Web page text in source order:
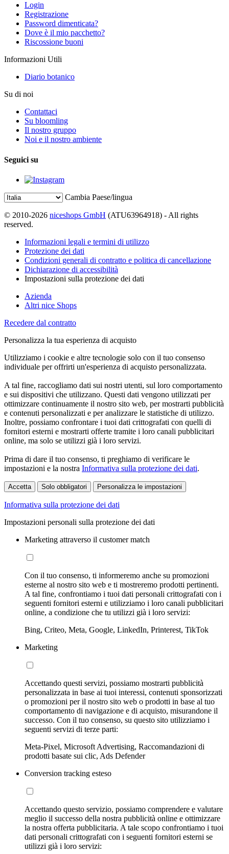
Login
Registrazione
Password dimenticata?
Dove è il mio pacchetto?
Riscossione buoni
Informazioni Utili
Diario botanico
Su di noi
Contattaci
Su bloomling
Il nostro gruppo
Noi e il nostro ambiente
Seguici su
Cambia Paese/lingua
© 2010-2026 niceshops GmbH (ATU63964918) - All rights
reserved.
Informazioni legali e termini di utilizzo
Protezione dei dati
Condizioni generali di contratto e politica di cancellazione
Dichiarazione di accessibilità
Impostazioni sulla protezione dei dati
Azienda
Altri nice Shops
Recedere dal contratto
Personalizza la tua esperienza di acquisto
Utilizziamo i cookie e altre tecnologie solo con il tuo consenso
individuale per offrirti un'esperienza di acquisto personalizzata.
A tal fine, raccogliamo dati sui nostri utenti, sul loro comportamento
e sui dispositivi che utilizzano. Questi dati vengono utilizzati per
ottimizzare continuamente il nostro sito web, per mostrarti pubblicità
e contenuti personalizzati e per analizzare le statistiche di utilizzo.
Inoltre, possiamo confrontare i tuoi dati crittografati con quelli di
fornitori esterni e mostrarti offerte tramite i loro canali pubblicitari
online, ma solo se utilizzi già i loro servizi.
Prima di dare il tuo consenso, ti preghiamo di verificare le
impostazioni e la nostra Informativa sulla protezione dei dati.
Accetta Solo obbligatori Personalizza le impostazioni
Informativa sulla protezione dei dati
Impostazioni personali sulla protezione dei dati
Marketing attraverso il customer match
Con il tuo consenso, ti informeremo anche su promozioni
esterne al nostro sito web e ti mostreremo prodotti pertinenti.
A tal fine, confrontiamo i tuoi dati personali crittografati con i
seguenti fornitori esterni e utilizziamo i loro canali pubblicitari
online, a condizione che tu utilizzi già i loro servizi:
Bing, Criteo, Meta, Google, LinkedIn, Printerest, TikTok
Marketing
Accettando questi servizi, possiamo mostrarti pubblicità
personalizzata in base ai tuoi interessi, contenuti sponsorizzati
o promozioni per il nostro sito web o prodotti in base al tuo
comportamento di navigazione e di acquisto, misurandone il
successo. Con il tuo consenso, su questo sito utilizziamo i
seguenti servizi di terze parti:
Meta-Pixel, Microsoft Advertising, Raccomandazioni di
prodotti basate sui clic, Ads Defender
Conversion tracking esteso
Accettando questo servizio, possiamo comprendere e valutare
meglio il successo della nostra pubblicità online e ottimizzare
la nostra offerta pubblicitaria. A tale scopo confrontiamo i tuoi
dati personali crittografati con i seguenti fornitori esterni se
utilizzi già i loro servizi: